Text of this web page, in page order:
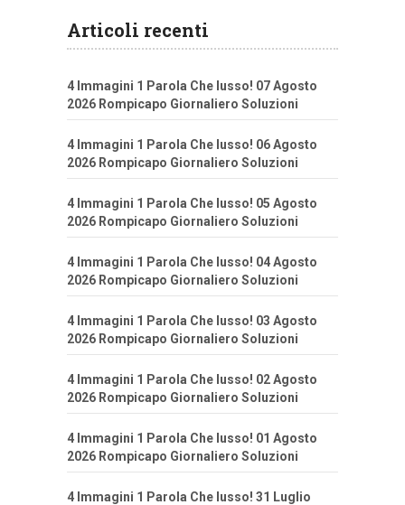
Articoli recenti
4 Immagini 1 Parola Che lusso! 07 Agosto
2026 Rompicapo Giornaliero Soluzioni
4 Immagini 1 Parola Che lusso! 06 Agosto
2026 Rompicapo Giornaliero Soluzioni
4 Immagini 1 Parola Che lusso! 05 Agosto
2026 Rompicapo Giornaliero Soluzioni
4 Immagini 1 Parola Che lusso! 04 Agosto
2026 Rompicapo Giornaliero Soluzioni
4 Immagini 1 Parola Che lusso! 03 Agosto
2026 Rompicapo Giornaliero Soluzioni
4 Immagini 1 Parola Che lusso! 02 Agosto
2026 Rompicapo Giornaliero Soluzioni
4 Immagini 1 Parola Che lusso! 01 Agosto
2026 Rompicapo Giornaliero Soluzioni
4 Immagini 1 Parola Che lusso! 31 Luglio